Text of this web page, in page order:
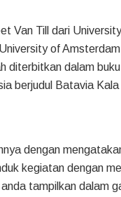
Van Till dari
of
diterbitkan dalam
berjudul Batavia
dengan
kegiatan dengan
tampilkan dalam